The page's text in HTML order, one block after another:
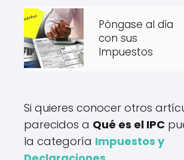
Póngase al día
con sus
Impuestos
Si quieres conocer otros
parecidos a Qué es el IPC
la categoría Impuestos y